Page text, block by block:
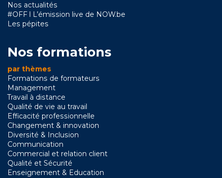
Nos actualités
#OFF l L’émission live de NOW.be
Les pépites
Nos formations
par thèmes
Formations de formateurs
Management
Travail à distance
Qualité de vie au travail
Efficacité professionnelle
Changement & innovation
Diversité & Inclusion
Communication
Commercial et relation client
Qualité et Sécurité
Enseignement & Education